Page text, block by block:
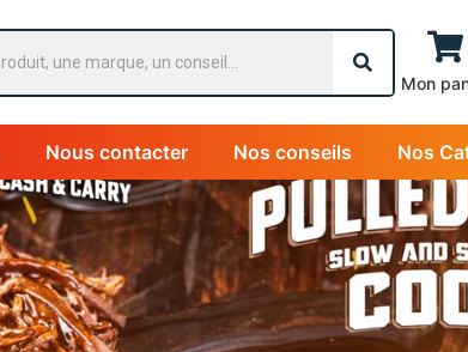
Mon
Nous contacter Nos conseils Nos